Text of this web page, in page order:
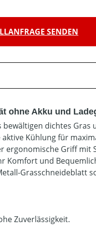
SENDEN
ohne Akku und
dichtes Gras
Kühlung für
ergonomische Griff mit
Komfort und
Grasschneideblatt
Zuverlässigkeit.